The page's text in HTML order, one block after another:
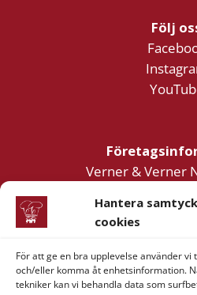
Hantera
cookies
För att ge en bra upplevelse använder
och/eller komma åt enhetsinformation.
tekniker kan vi behandla data som
Följ
Verner & Verner
411 05